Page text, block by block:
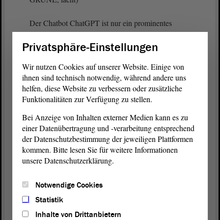
Der Chatbot ChatGPT ist nur ein prominentes
Beispiel der Anwendungen aus dem Bereich KI. KI
steht für künstliche Intelligenz und macht vor allem
Genau an der Stelle müssen wir als Politikerinnen
und Politiker ansetzen.
Wir dürfen die Entwicklung nicht verschlafen und
den Menschen erzählen, dass das Internet Neuland
sei. Wir müssen uns mit den Entwicklungen der
Technik rechtzeitig befassen und daraus Nutzen für
unser Land ziehen. Die technische Entwicklung
wird voranschreiten, ob wir es wollen oder nicht.
Als Bewohnerinnen und Bewohner von Sachsen-
Anhalt stehen wir unter besonderer weltweiter
Beobachtung. Wie den Berichten von Sven Schulze
Privatsphäre-Einstellungen
Wir nutzen Cookies auf unserer Website. Einige von
ihnen sind technisch notwendig, während andere uns
helfen, diese Website zu verbessern oder zusätzliche
Funktionalitäten zur Verfügung zu stellen.
Bei Anzeige von Inhalten externer Medien kann es zu
einer Datenübertragung und -verarbeitung entsprechend
der Datenschutzbestimmung der jeweiligen Plattformen
kommen. Bitte lesen Sie für weitere Informationen
unsere Datenschutzerklärung.
Notwendige Cookies
Statistik
Inhalte von Drittanbietern